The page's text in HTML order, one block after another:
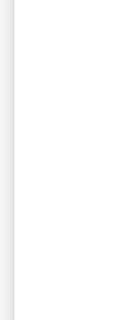
après
toilette
des
Si les
grave
même